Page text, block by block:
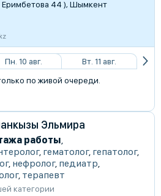
Еримбетова 44 ), Шымкент
Пн. 10 авг.
Вт. 11 авг.
по живой очереди.
Эльмира
работы,
, гематолог, гепатолог,
, нефролог, педиатр,
, терапевт
категории